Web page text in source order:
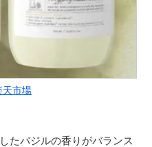
天市場
たバジルの香りがバランス